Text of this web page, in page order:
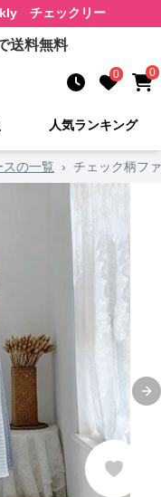
チェックリー
送料無料
0 0
人気ランキング
スの一覧 › チェック柄フ